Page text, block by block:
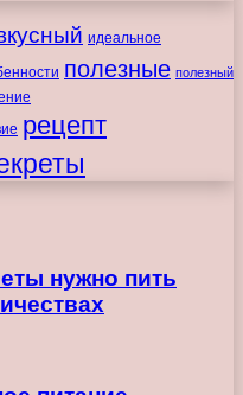
идеальное
полезные полезный
рецепт
нужно пить